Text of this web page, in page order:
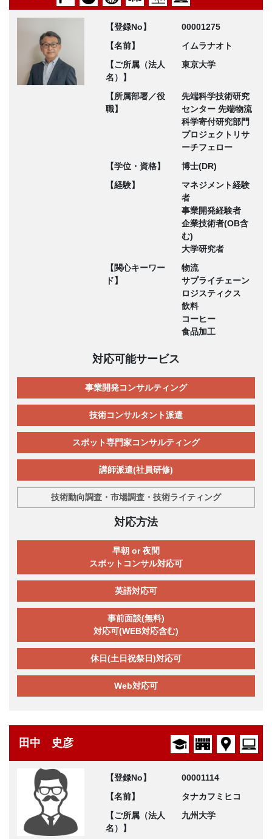
【登録No】
00001275
【名前】
イムラナオト
【ご所属（法人
名）】
東京大学
【所属部署／役
職】
先端科学技術研究
センター 先端物流
科学寄付研究部門
プロジェクトリサ
ーチフェロー
【学位・資格】
博士(DR)
【経験】
マネジメント経験
者
事業開発経験者
企業技術者(OB含
む)
大学研究者
【関心キーワー
ド】
物流
サプライチェーン
ロジスティクス
飲料
コーヒー
食品加工
対応可能サービス
事業開発コンサルティング
技術コンサルタント派遣
スポット専門家コンサルティング
講師派遣(社員研修)
技術動向調査・市場調査・技術ライティング
対応方法
早朝 or 夜間
スポットコンサル対応可
英語対応可
事前面談(無料)
対応可(WEB対応含む)
休日(土日祝祭日)対応可
Web対応可
田中 史彦
【登録No】
00001114
【名前】
タナカフミヒコ
【ご所属（法人
名）】
九州大学